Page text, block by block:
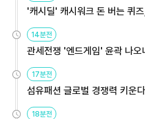
'캐시딜' 캐시워크 돈 버는 퀴
14분전
관세전쟁 '엔드게임' 윤곽 나
용해야
17분전
섬유패션 글로벌 경쟁력 키운
원
18분전